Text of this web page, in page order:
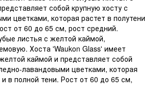
собой крупную хосту с
цветками, которая растет в полутени
от 60 до 65 см, рост средний.
листья с желтой каймой,
Хоста 'Waukon Glass' имеет
каймой и представляет собой
лавандовыми цветками, которая
и в полной тени. Рост от 60 до 65 см,